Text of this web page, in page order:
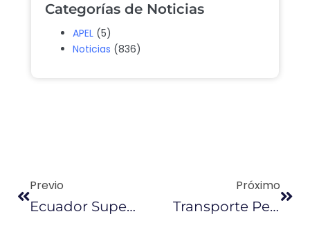
Categorías de Noticias
APEL (5)
Noticias (836)
Previo
Ecuador Supera La Cuota De Recorte De Producción
Próximo
Transporte Pesado Subirá Sus Tarifas